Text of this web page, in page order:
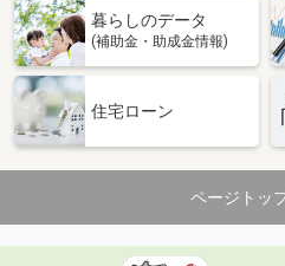
暮らしのデータ
(補助金・助成金情報)
住宅ローン
ページトッ